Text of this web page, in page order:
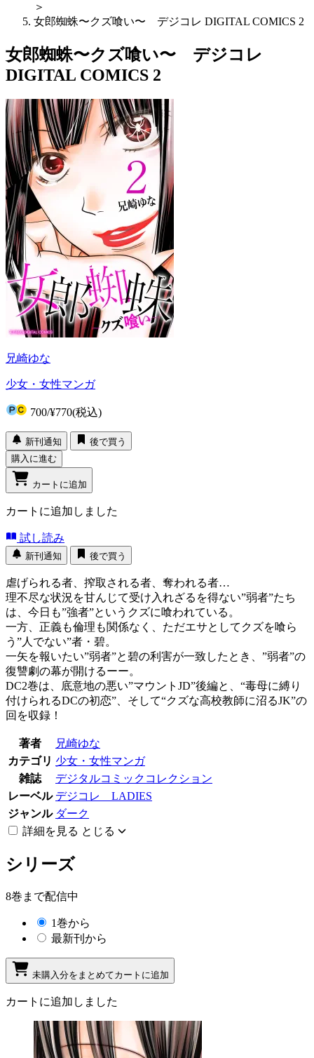
＞
女郎蜘蛛〜クズ喰い〜 デジコレ DIGITAL COMICS 2
女郎蜘蛛〜クズ喰い〜 デジコレ
DIGITAL COMICS 2
兄崎ゆな
少女・女性マンガ
700/¥770(税込)
新刊通知
後で買う
購入に進む
カートに追加
カートに追加しました
試し読み
新刊通知 後で買う
虐げられる者、搾取される者、奪われる者…
理不尽な状況を甘んじて受け入れざるを得ない”弱者”たち
は、今日も”強者”というクズに喰われている。
一方、正義も倫理も関係なく、ただエサとしてクズを喰ら
う”人でない”者・碧。
一矢を報いたい”弱者”と碧の利害が一致したとき、”弱者”の
復讐劇の幕が開けるーー。
DC2巻は、底意地の悪い”マウントJD”後編と、“毒母に縛り
付けられるDCの初恋”、そして“クズな高校教師に沼るJK”の
回を収録！
著者
兄崎ゆな
カテゴリ 少女・女性マンガ
雑誌
デジタルコミックコレクション
レーベル デジコレ LADIES
ジャンル ダーク
詳細を見る とじる
シリーズ
8巻まで配信中
1巻から
最新刊から
未購入分をまとめてカートに追加
カートに追加しました